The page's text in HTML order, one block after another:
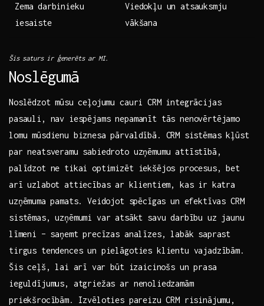
Zema⁢ darbinieku
iesaiste
Viedokļu un atsauksmju
vākšana
Šis saturs ir ģenerēts ⁤ar‌ MI.
Noslēgumā
Noslēdzot‍ mūsu ⁢ceļojumu ‍cauri CRM integrācijas
pasauli, nav iespējams nepamanīt tās‌ nenovērtējamo
lomu mūsdienu biznesa pārvaldībā. CRM ⁢sistēmas⁢ kļūst
par neatsveramu sabiedroto uzņēmumu attīstībā,
palīdzot ne tikai​ optimizēt iekšējos procesus, bet​
arī uzlabot attiecības ⁣ar klientiem, kas ir katra
uzņēmuma ⁢pamats. Veidojot ⁤spēcīgas un efektīvas CRM
sistēmas, uzņēmumi var ⁣atsākt savu‍ darbību uz jaunu
⁢līmeni – saņemt precīzas analīzes, labāk saprast
‌tirgus tendences un pielāgoties klientu ‍vajadzībām.
Šis ⁤ceļš, lai arī ⁤var būt izaicinošs un ‌prasa
ieguldījumus, atgriežas ar nenoliedzamām
priekšrocībām. Izvēloties ⁢pareizu CRM risinājumu,‌